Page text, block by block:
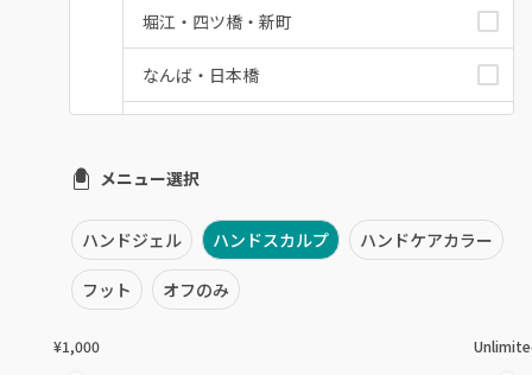
堀江・四ツ橋・新町
なんば・日本橋
福島区・野田
淀屋橋・本町・肥後橋
天神橋・天満
メニュー選択
ハンドジェル ハンドスカルプ ハンドケアカラー
フット オフのみ
¥1,000